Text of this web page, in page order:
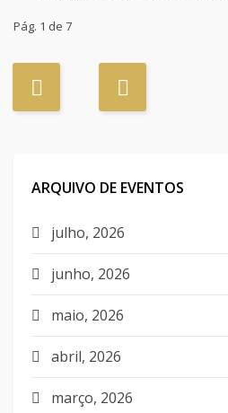
Pág. 1 de 7
ARQUIVO DE EVENTOS
julho, 2026
junho, 2026
maio, 2026
abril, 2026
março, 2026